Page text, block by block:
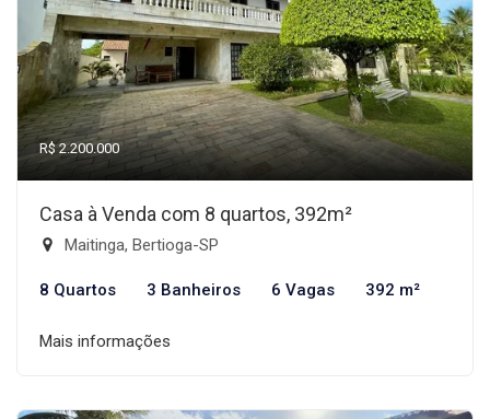
R$ 2.200.000
Casa à Venda com 8 quartos, 392m²
Maitinga, Bertioga-SP
8 Quartos 3 Banheiros 6 Vagas 392 m²
Mais informações